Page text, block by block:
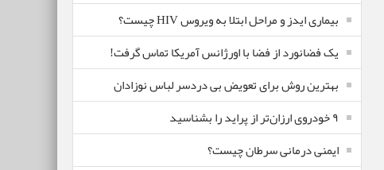
بیماری ایدز و مراحل ابتلا به ویروس HIV چیست؟
یک فضانورد از فضا با اورژانس آمریکا تماس گرفت!
بهترین روش برای تعویض بی دردسر لباس نوزادان
٩ خودروی ارزان‌تر از پراید را بشناسید
ایمنی درمانی سرطان چیست؟